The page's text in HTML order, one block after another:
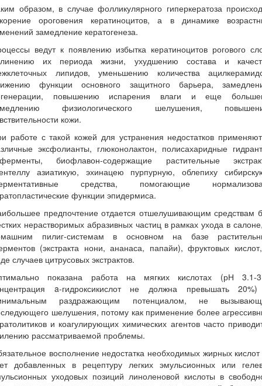
образом, в случае фолликулярного гиперкератоза
ороговения кератиноцитов, а в динамике
замедление кератогенеза.
ведут к появлению избытка кератиноцитов рогового
их периода жизни, ухудшению состава и
липидов, уменьшению количества
функции основного защитного барьера,
повышению испарения влаги и еще
физиологического шелушения,
кожи.
работе с такой кожей для устранения недостатков
эксфолианты, глюконолактон, полисахаридные
биофлавон-содержащие растительные
азиатикую, эхинацею пурпурную, облепиху
средства, помогающие
функции эпидермиса.
предпочтение отдается отшелушивающим средствам
нерастворимых абразивных частиц в рамках ухода в
пилиг-системам в основном на базе
(экстракта нони, ананаса, папайи), фруктовых
случаев цитрусовых экстрактов.
показана работа на мягких кислотах (рН 3.1-
a-гидроксикислот не должна превышать
раздражающим потенциалом, не
шелушения, потому как применение более
и коагулирующих химических агентов часто
рассматриваемой проблемы.
восполнение недостатка необходимых жирных кислот
добавленных в рецептуру легких эмульсионных или
уходовых позиций линоленовой кислоты в